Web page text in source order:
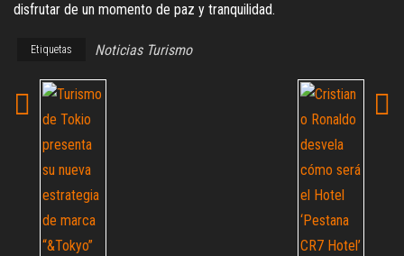
disfrutar de un momento de paz y tranquilidad.
Etiquetas Noticias Turismo